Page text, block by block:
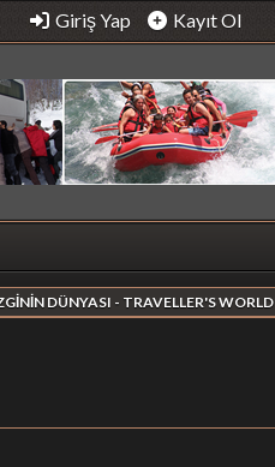
Giriş Yap Kayıt Ol
DÜNYASI - TRAVELLER'S WORLD